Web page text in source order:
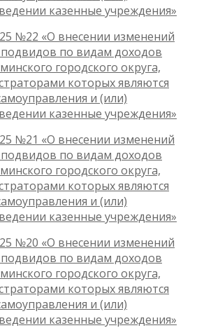
казенные учреждения»
№22 «О внесении изменений
по видам доходов
городского округа,
которых являются
и (или)
казенные учреждения»
№21 «О внесении изменений
по видам доходов
городского округа,
которых являются
и (или)
казенные учреждения»
№20 «О внесении изменений
по видам доходов
городского округа,
которых являются
и (или)
казенные учреждения»